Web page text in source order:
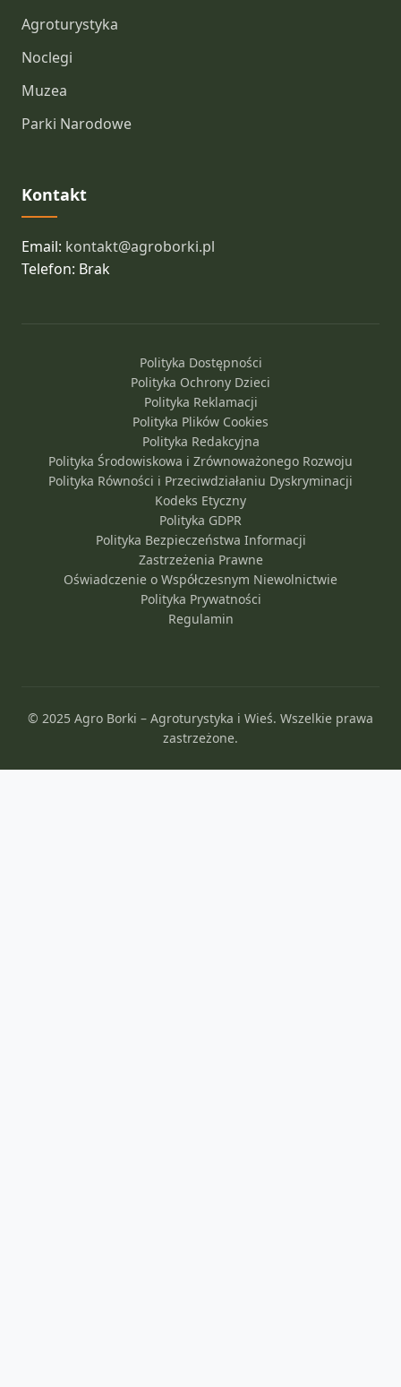
Agroturystyka
Noclegi
Muzea
Parki Narodowe
Kontakt
Email: kontakt@agroborki.pl
Telefon: Brak
Polityka Dostępności
Polityka Ochrony Dzieci
Polityka Reklamacji
Polityka Plików Cookies
Polityka Redakcyjna
Polityka Środowiskowa i Zrównoważonego Rozwoju
Polityka Równości i Przeciwdziałaniu Dyskryminacji
Kodeks Etyczny
Polityka GDPR
Polityka Bezpieczeństwa Informacji
Zastrzeżenia Prawne
Oświadczenie o Współczesnym Niewolnictwie
Polityka Prywatności
Regulamin
© 2025 Agro Borki – Agroturystyka i Wieś. Wszelkie prawa
zastrzeżone.